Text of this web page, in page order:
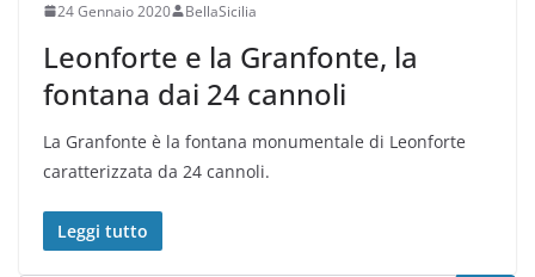
24 Gennaio 2020 BellaSicilia
Leonforte e la Granfonte, la
fontana dai 24 cannoli
La Granfonte è la fontana monumentale di Leonforte
caratterizzata da 24 cannoli.
Leggi tutto